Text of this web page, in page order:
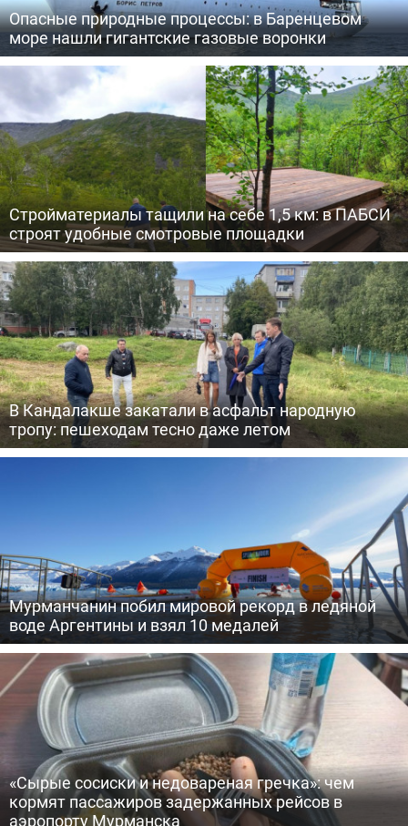
Опасные природные процессы: в Баренцевом
море нашли гигантские газовые воронки
Стройматериалы тащили на себе 1,5 км: в ПАБСИ
строят удобные смотровые площадки
В Кандалакше закатали в асфальт народную
тропу: пешеходам тесно даже летом
Мурманчанин побил мировой рекорд в ледяной
воде Аргентины и взял 10 медалей
«Сырые сосиски и недовареная гречка»: чем
кормят пассажиров задержанных рейсов в
аэропорту Мурманска